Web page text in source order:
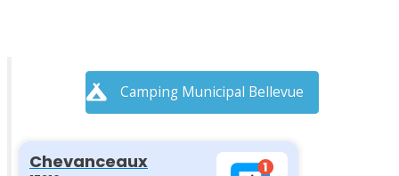
Camping Municipal Bellevue